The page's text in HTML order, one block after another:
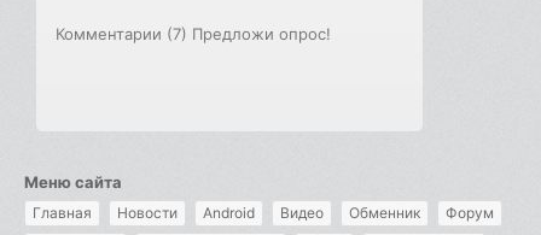
Комментарии (7) Предложи опрос!
Меню сайта
Главная Новости Android Видео Обменник Форум